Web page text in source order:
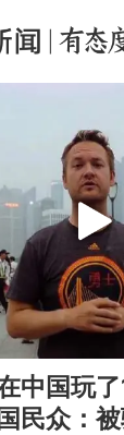
Play
中国玩
民众：